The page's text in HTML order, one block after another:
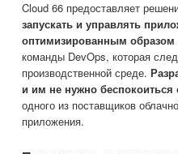
Cloud 66 предоставляет
запускать и управлять
оптимизированным образом
команды DevOps, которая
производственной среде.
и им не нужно беспокоиться
одного из поставщиков
приложения.